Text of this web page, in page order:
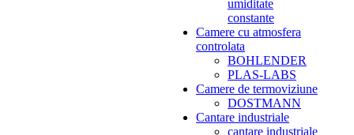
umiditate
constante
Camere cu atmosfera
controlata
BOHLENDER
PLAS-LABS
Camere de termoviziune
DOSTMANN
Cantare industriale
cantare industriale